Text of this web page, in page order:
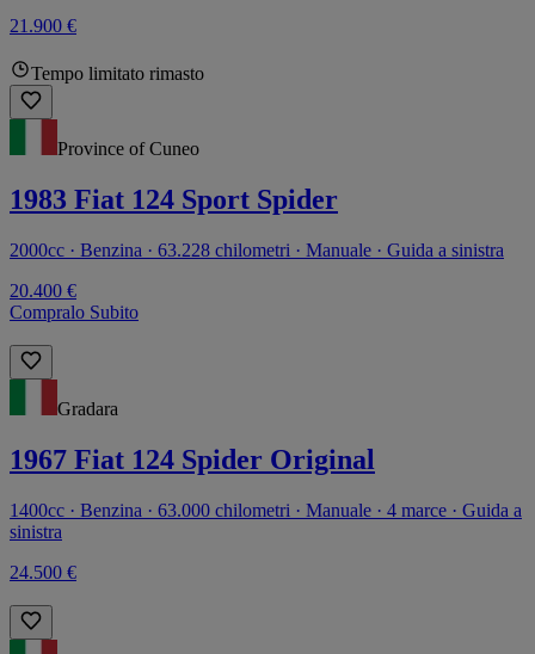
21.900 €
Tempo limitato rimasto
Province of Cuneo
1983 Fiat 124 Sport Spider
2000cc · Benzina · 63.228 chilometri · Manuale · Guida a sinistra
20.400 €
Compralo Subito
Gradara
1967 Fiat 124 Spider Original
1400cc · Benzina · 63.000 chilometri · Manuale · 4 marce · Guida a
sinistra
24.500 €